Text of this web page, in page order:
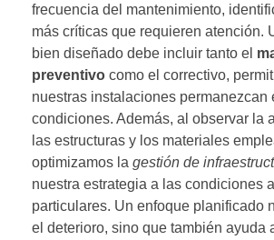
frecuencia del mantenimiento,
más críticas que requieren atención.
bien diseñado debe incluir tanto el
preventivo como el correctivo,
nuestras instalaciones permanezcan
condiciones. Además, al observar la
las estructuras y los materiales
optimizamos la gestión de
nuestra estrategia a las condiciones
particulares. Un enfoque planificado
el deterioro, sino que también ayuda